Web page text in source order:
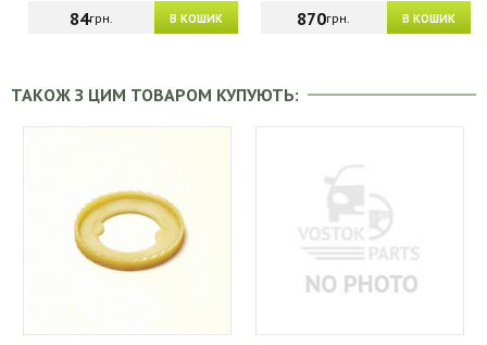
В КОШИК
84грн. В КОШИК
870грн.
ТАКОЖ З ЦИМ ТОВАРОМ КУПУЮТЬ: